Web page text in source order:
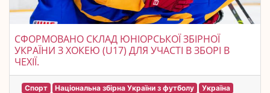
СФОРМОВАНО СКЛАД ЮНІОРСЬКОЇ ЗБІРНОЇ
УКРАЇНИ З ХОКЕЮ (U17) ДЛЯ УЧАСТІ В ЗБОРІ В
ЧЕХІЇ.
Спорт Національна збірна України з футболу Україна